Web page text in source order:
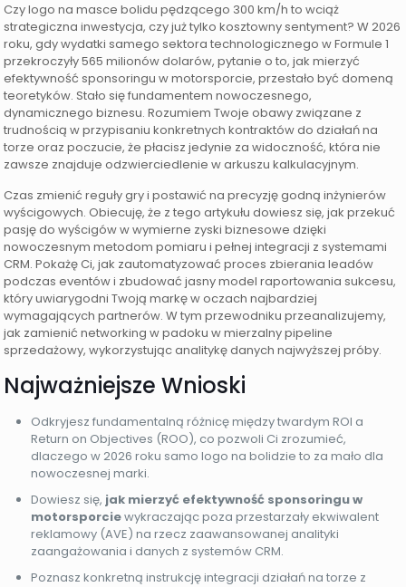
Czy logo na masce bolidu pędzącego 300 km/h to wciąż
strategiczna inwestycja, czy już tylko kosztowny sentyment? W 2026
roku, gdy wydatki samego sektora technologicznego w Formule 1
przekroczyły 565 milionów dolarów, pytanie o to, jak mierzyć
efektywność sponsoringu w motorsporcie, przestało być domeną
teoretyków. Stało się fundamentem nowoczesnego,
dynamicznego biznesu. Rozumiem Twoje obawy związane z
trudnością w przypisaniu konkretnych kontraktów do działań na
torze oraz poczucie, że płacisz jedynie za widoczność, która nie
zawsze znajduje odzwierciedlenie w arkuszu kalkulacyjnym.
Czas zmienić reguły gry i postawić na precyzję godną inżynierów
wyścigowych. Obiecuję, że z tego artykułu dowiesz się, jak przekuć
pasję do wyścigów w wymierne zyski biznesowe dzięki
nowoczesnym metodom pomiaru i pełnej integracji z systemami
CRM. Pokażę Ci, jak zautomatyzować proces zbierania leadów
podczas eventów i zbudować jasny model raportowania sukcesu,
który uwiarygodni Twoją markę w oczach najbardziej
wymagających partnerów. W tym przewodniku przeanalizujemy,
jak zamienić networking w padoku w mierzalny pipeline
sprzedażowy, wykorzystując analitykę danych najwyższej próby.
Najważniejsze Wnioski
Odkryjesz fundamentalną różnicę między twardym ROI a
Return on Objectives (ROO), co pozwoli Ci zrozumieć,
dlaczego w 2026 roku samo logo na bolidzie to za mało dla
nowoczesnej marki.
Dowiesz się, jak mierzyć efektywność sponsoringu w
motorsporciewykraczając poza przestarzały ekwiwalent
reklamowy (AVE) na rzecz zaawansowanej analityki
zaangażowania i danych z systemów CRM.
Poznasz konkretną instrukcję integracji działań na torze z